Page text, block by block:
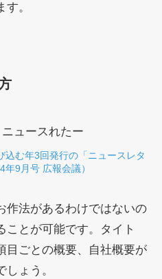
。
込む年3回発行の「ニュースレタ
9月号 広報会議）
作法があるわけではないの
ことが可能です。タイト
目ごとの概要、自社概要が
ょう。